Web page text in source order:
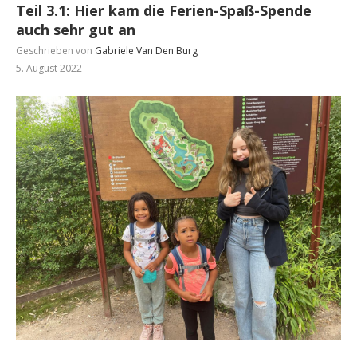
Teil 3.1: Hier kam die Ferien-Spaß-Spende
auch sehr gut an
Geschrieben von Gabriele Van Den Burg
5. August 2022